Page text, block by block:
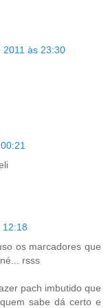
2011 às 23:30
12:18
os marcadores que
rsss
pach imbutido que
sabe dá certo e